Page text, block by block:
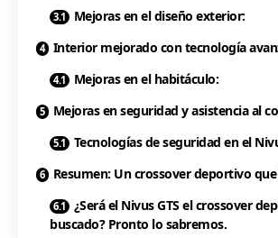
Mejoras en el diseño exterior:
Interior mejorado con tecnología
Mejoras en el habitáculo:
Mejoras en seguridad y asistencia al
Tecnologías de seguridad en el
Resumen: Un crossover deportivo
¿Será el Nivus GTS el crossover
buscado? Pronto lo sabremos.